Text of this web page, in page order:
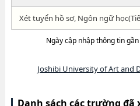
Xét tuyển hồ sơ, Ngôn ngữ
Ngày cập nhập thông tin
Joshibi University of Art and
Danh sách các trường đã